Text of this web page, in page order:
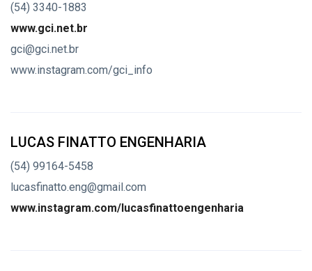
(54) 3340-1883
www.gci.net.br
gci@gci.net.br
www.instagram.com/gci_info
LUCAS FINATTO ENGENHARIA
(54) 99164-5458
lucasfinatto.eng@gmail.com
www.instagram.com/lucasfinattoengenharia